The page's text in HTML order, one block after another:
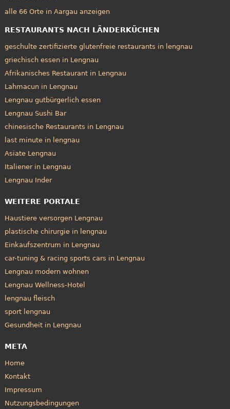
alle 66 Orte in Aargau anzeigen
RESTAURANTS NACH LÄNDERKÜCHEN
geschulte zertifizierte glutenfreie restaurants in lengnau
griechisch essen in Lengnau
Afrikanisches Restaurant in Lengnau
Lahmacun in Lengnau
Lengnau gutbürgerlich essen
Lengnau Sushi Bar
chinesische Restaurants in Lengnau
last minute in lengnau
Asiate Lengnau
Italiener in Lengnau
Lengnau Inder
WEITERE PORTALE
Haustiere versorgen Lengnau
plastische chirurgie in lengnau
Einkaufszentrum in Lengnau
car-tuning & racing sports cars in Lengnau
Lengnau modern wohnen
Lengnau Wellness-Hotel
lengnau fleisch
sport lengnau
Gesundheit in Lengnau
META
Home
Kontakt
Impressum
Nutzungsbedingungen